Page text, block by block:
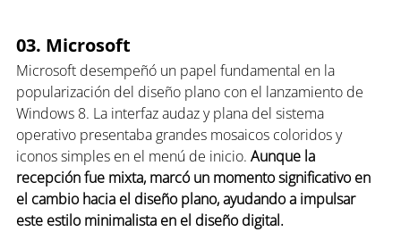
03. Microsoft
Microsoft desempeñó un papel fundamental en la
popularización del diseño plano con el lanzamiento de
Windows 8. La interfaz audaz y plana del sistema
operativo presentaba grandes mosaicos coloridos y
iconos simples en el menú de inicio. Aunque la
recepción fue mixta, marcó un momento significativo en
el cambio hacia el diseño plano, ayudando a impulsar
este estilo minimalista en el diseño digital.